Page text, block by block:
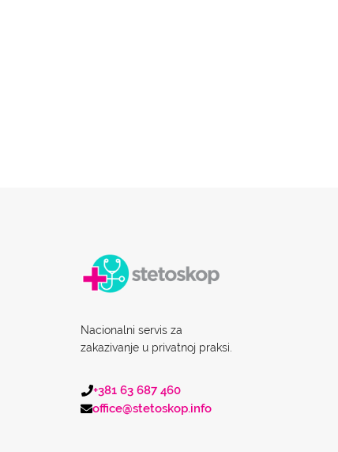
Nacionalni servis za
zakazivanje u privatnoj praksi.
+381 63 687 460
office@stetoskop.info